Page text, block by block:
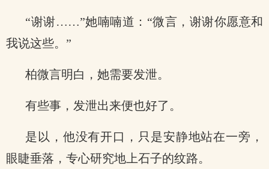
“谢谢……”她喃喃道：“微言，谢谢你愿意和
我说这些。”
柏微言明白，她需要发泄。
有些事，发泄出来便也好了。
是以，他没有开口，只是安静地站在一旁，
眼睫垂落，专心研究地上石子的纹路。